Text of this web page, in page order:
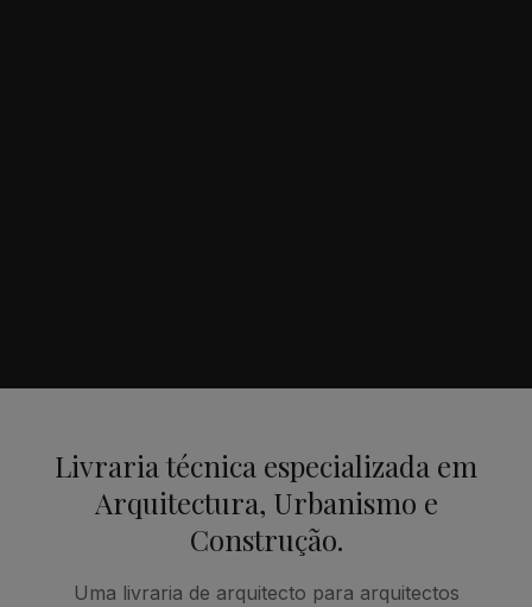
Livraria técnica especializada em
Arquitectura, Urbanismo e
Construção.
Uma livraria de arquitecto para arquitectos